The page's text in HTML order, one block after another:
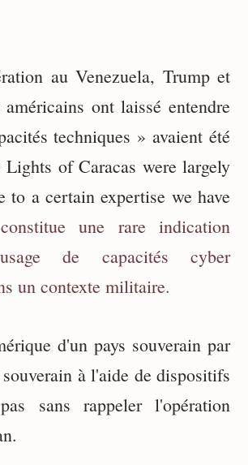
au Venezuela, Trump et
américains ont laissé entendre
techniques » avaient été
of Caracas were largely
to a certain expertise we have
une rare indication
de capacités cyber
un contexte militaire.
d'un pays souverain par
à l'aide de dispositifs
sans rappeler l'opération